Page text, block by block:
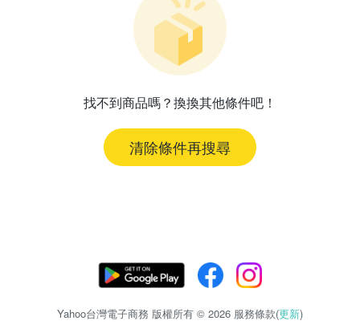
找不到商品嗎？換換其他條件吧！
清除條件再搜尋
Yahoo台灣電子商務 版權所有 © 2026 服務條款(更新)